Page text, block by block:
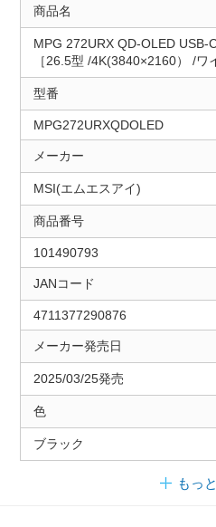
商品名
MPG 272URX QD-OLED USB-
［26.5型 /4K(3840×2160） /ワ
型番
MPG272URXQDOLED
メーカー
MSI(エムエスアイ)
商品番号
101490793
JANコード
4711377290876
メーカー発売日
2025/03/25発売
色
ブラック
もっ